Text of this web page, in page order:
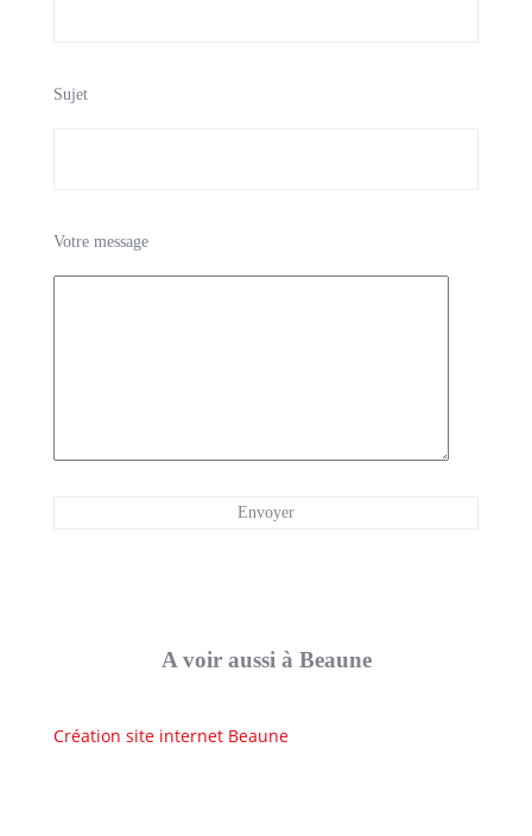
Sujet
Votre message
A voir aussi à Beaune
Création site internet Beaune